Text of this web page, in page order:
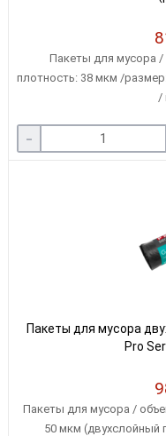
Пакеты для мусора /
плотность: 38 мкм /
/
-
Пакеты для мусора
Pro
Пакеты для мусора /
50 мкм (двухслойный